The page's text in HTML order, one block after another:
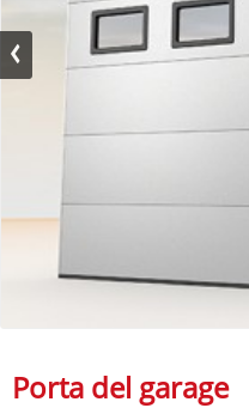
Porta del garage